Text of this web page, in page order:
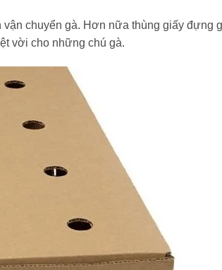
chuyển gà. Hơn nữa thùng giấy đựng
vời cho những chú gà.